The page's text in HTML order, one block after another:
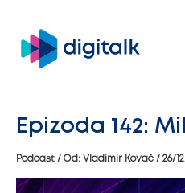
sadržaj
Epizoda 142:
Podcast / Od: Vladimir Kovač / 26/